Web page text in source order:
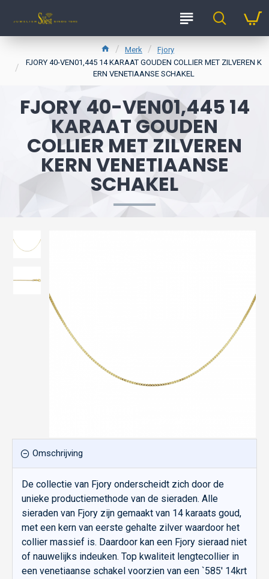
Merk
Fjory
FJORY 40-VEN01,445 14 KARAAT GOUDEN COLLIER MET ZILVEREN K
ERN VENETIAANSE SCHAKEL
FJORY 40-VEN01,445 14
KARAAT GOUDEN
COLLIER MET ZILVEREN
KERN VENETIAANSE
SCHAKEL
Omschrijving
De collectie van Fjory onderscheidt zich door de
unieke productiemethode van de sieraden. Alle
sieraden van Fjory zijn gemaakt van 14 karaats goud,
met een kern van eerste gehalte zilver waardoor het
collier massief is. Daardoor kan een Fjory sieraad niet
of nauwelijks indeuken. Top kwaliteit lengtecollier in
een venetiaanse schakel voorzien van een `585' 14krt